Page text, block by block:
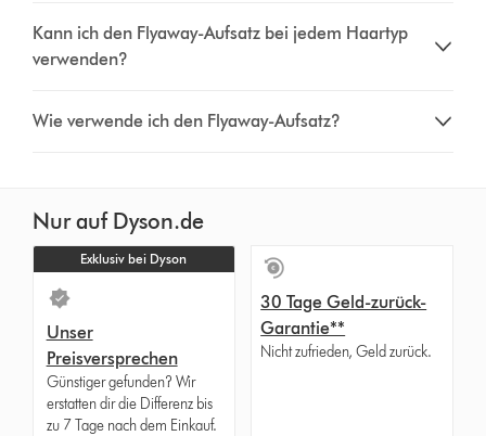
Kann ich den Flyaway-Aufsatz bei jedem Haartyp
verwenden?
Wie verwende ich den Flyaway-Aufsatz?
Nur auf Dyson.de
Exklusiv bei Dyson
Unser
Preisversprechen
Günstiger gefunden? Wir
erstatten dir die Differenz bis
zu 7 Tage nach dem Einkauf.
30 Tage Geld-zurück-
Garantie**
Nicht zufrieden, Geld zurück.